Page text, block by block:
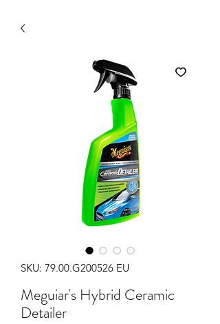
SKU: 79.00.G200526 EU
Meguiar's Hybrid Ceramic
Detailer